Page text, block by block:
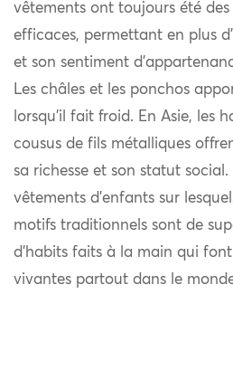
vêtements ont toujours été
efficaces, permettant en plus
et son sentiment
Les châles et les ponchos
lorsqu’il fait froid. En Asie, les
cousus de fils métalliques
sa richesse et son statut social.
vêtements d’enfants sur
motifs traditionnels sont de
d’habits faits à la main qui
vivantes partout dans le